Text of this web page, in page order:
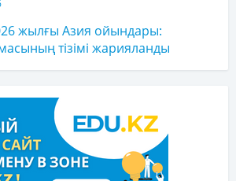
жылғы Азия ойындары:
тізімі жарияланды